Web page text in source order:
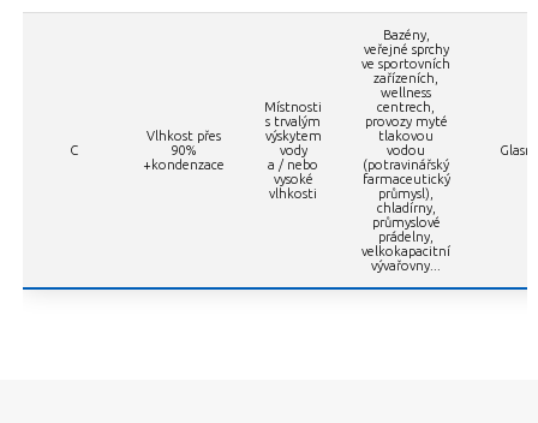
C
Vlhkost přes
90%
+kondenzace
Místnosti
s trvalým
výskytem
vody
a / nebo
vysoké
vlhkosti
Bazény,
veřejné sprchy
ve sportovních
zařízeních,
wellness
centrech,
provozy myté
tlakovou
vodou
(potravinářský
farmaceutický
průmysl),
chladírny,
průmyslové
prádelny,
velkokapacitní
vývařovny...